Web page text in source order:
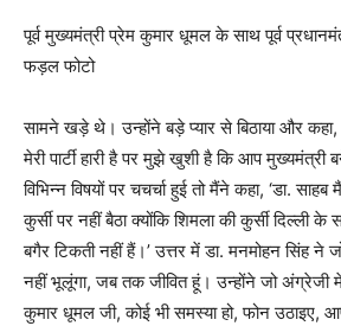
पूर्व मुख्यमंत्री प्रेम कुमार धूमल के साथ पूर्व
फड़ल फोटो
सामने खड़े थे। उन्होंने बड़े प्यार से बिठाया और
मेरी पार्टी हारी है पर मुझे खुशी है कि आप
विभिन्न विषयों पर चचर्चा हुई तो मैंने कहा, ‘डा.
कुर्सी पर नहीं बैठा क्योंकि शिमला की कुर्सी दिल्ली
बगैर टिकती नहीं हैं।’ उत्तर में डा. मनमोहन सिंह ने
नहीं भूलूंगा, जब तक जीवित हूं। उन्होंने जो अंग्रेजी में
कुमार धूमल जी, कोई भी समस्या हो, फोन उठाइए,